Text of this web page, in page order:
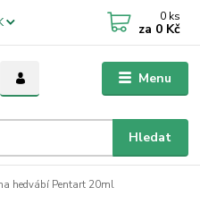
Menu
Hledat
0 ks
za 0 Kč
hedvábí Pentart 20ml